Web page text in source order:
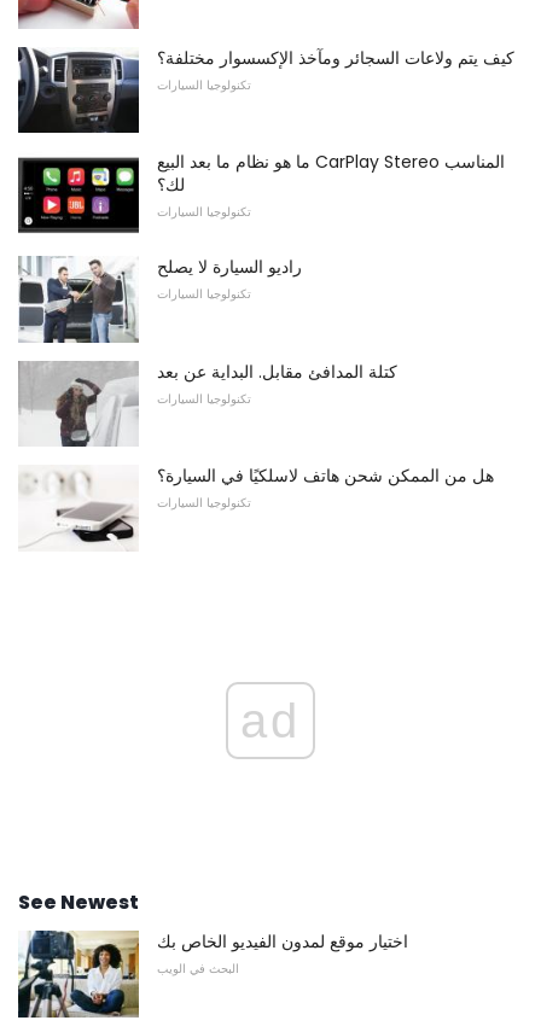
كيف يتم ولاعات السجائر ومآخذ الإكسسوار مختلفة؟
تكنولوجيا السيارات
ما هو نظام ما بعد البيع CarPlay Stereo المناسب
لك؟
تكنولوجيا السيارات
راديو السيارة لا يصلح
تكنولوجيا السيارات
كتلة المدافئ مقابل. البداية عن بعد
تكنولوجيا السيارات
هل من الممكن شحن هاتف لاسلكيًا في السيارة؟
تكنولوجيا السيارات
ad
See Newest
اختيار موقع لمدون الفيديو الخاص بك
البحث في الويب